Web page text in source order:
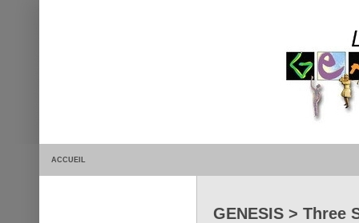
ACCUEIL
GENESIS > Three